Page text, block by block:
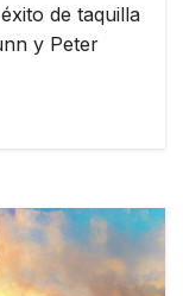
de taquilla
y Peter